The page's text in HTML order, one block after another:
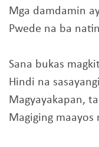
Mga damdamin
Pwede na ba
Sana bukas
Hindi na
Magyayakapan,
Magiging